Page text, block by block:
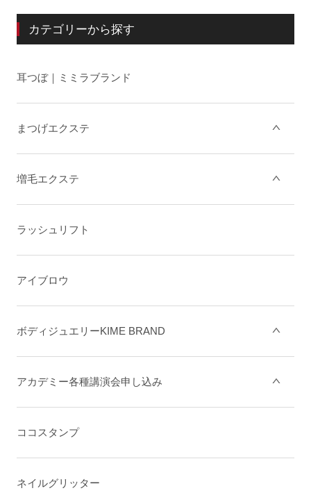
カテゴリーから探す
耳つぼ｜ミミラブランド
まつげエクステ
増毛エクステ
ラッシュリフト
アイブロウ
ボディジュエリーKIME BRAND
アカデミー各種講演会申し込み
ココスタンプ
ネイルグリッター